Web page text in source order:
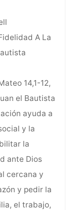
A La
14,1-12,
el Bautista
ayuda a
y la
la
ante Dios
cercana y
y pedir la
el trabajo,